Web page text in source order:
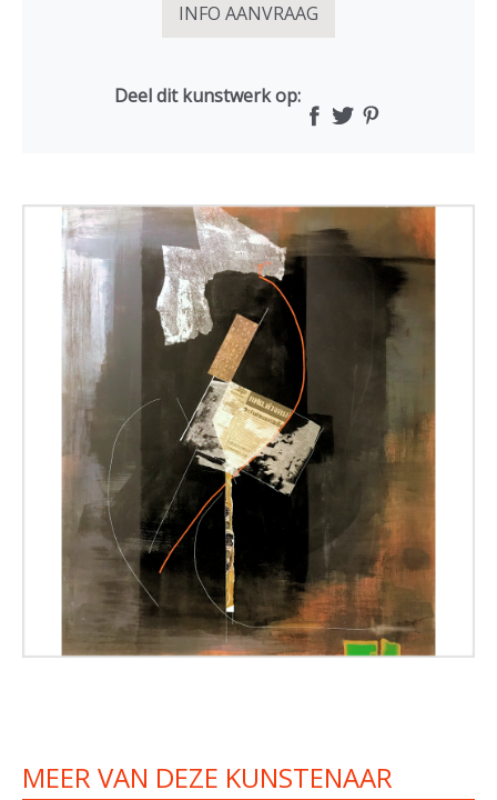
INFO AANVRAAG
Deel dit kunstwerk op:
MEER VAN DEZE KUNSTENAAR